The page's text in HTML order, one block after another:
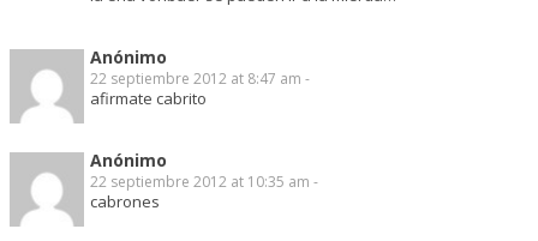
Anónimo
22 septiembre 2012 at 8:47 am -
afirmate cabrito
Anónimo
22 septiembre 2012 at 10:35 am -
cabrones